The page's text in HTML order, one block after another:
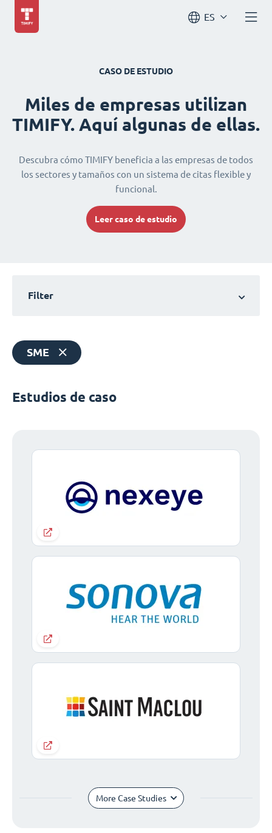
ES
CASO DE ESTUDIO
Miles de empresas utilizan
TIMIFY. Aquí algunas de ellas.
Descubra cómo TIMIFY beneficia a las empresas de todos
los sectores y tamaños con un sistema de citas flexible y
funcional.
Leer caso de estudio
Filter
SME
Estudios de caso
More Case Studies